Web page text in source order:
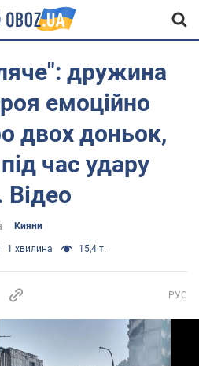
дружина
емоційно
двох доньок,
час удару
Кияни
1 хвилина 15,4 т.
РУС